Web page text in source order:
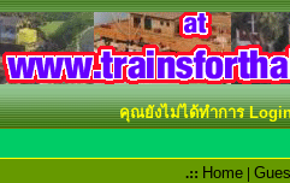
คุณยังไม่ได้ทำการ
.:: Home |